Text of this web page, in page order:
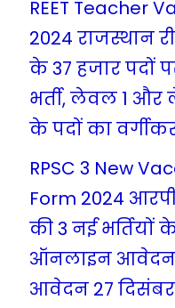
REET Teacher
2024 राजस्थान
के 37 हजार पदों
भर्ती, लेवल 1
के पदों का
RPSC 3 New
Form 2024
की 3 नई भर्तियों
ऑनलाइन
आवेदन 27